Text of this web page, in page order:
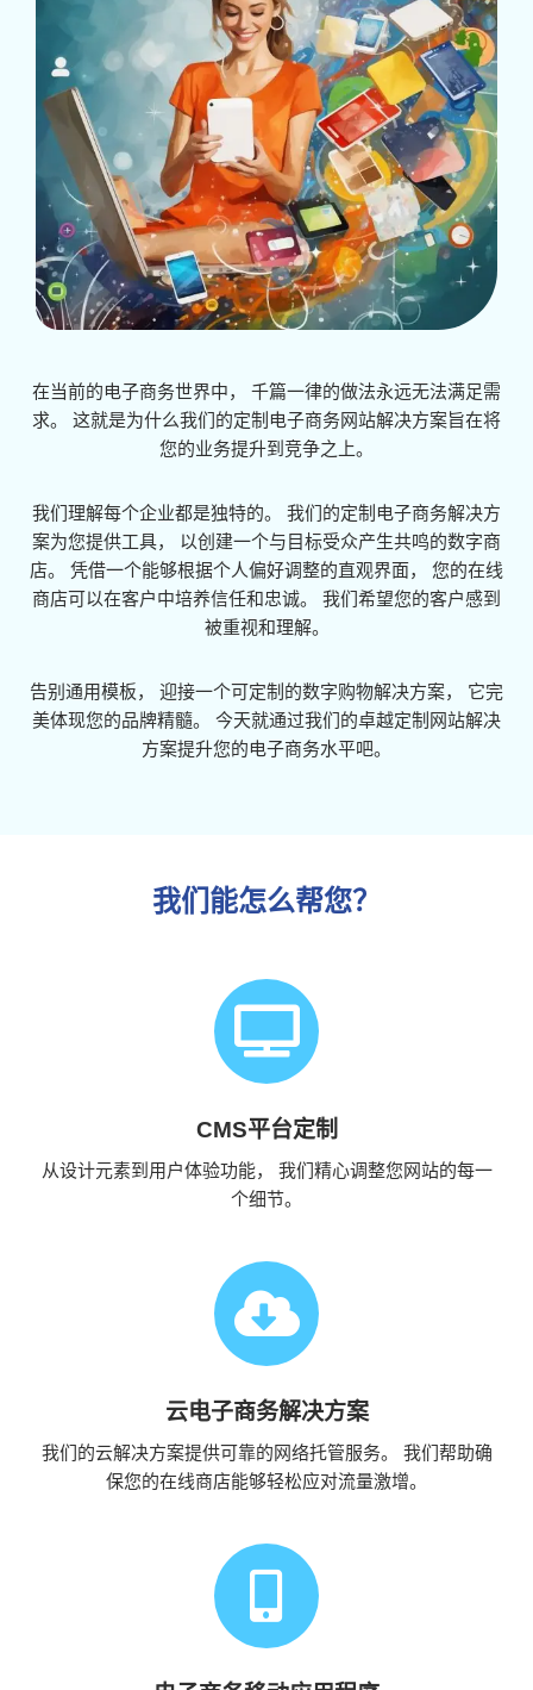
在当前的电子商务世界中， 千篇一律的做法永远无法满足需
求。 这就是为什么我们的定制电子商务网站解决方案旨在将
您的业务提升到竞争之上。
我们理解每个企业都是独特的。 我们的定制电子商务解决方
案为您提供工具， 以创建一个与目标受众产生共鸣的数字商
店。 凭借一个能够根据个人偏好调整的直观界面， 您的在线
商店可以在客户中培养信任和忠诚。 我们希望您的客户感到
被重视和理解。
告别通用模板， 迎接一个可定制的数字购物解决方案， 它完
美体现您的品牌精髓。 今天就通过我们的卓越定制网站解决
方案提升您的电子商务水平吧。
我们能怎么帮您？
CMS平台定制
从设计元素到用户体验功能， 我们精心调整您网站的每一
个细节。
云电子商务解决方案
我们的云解决方案提供可靠的网络托管服务。 我们帮助确
保您的在线商店能够轻松应对流量激增。